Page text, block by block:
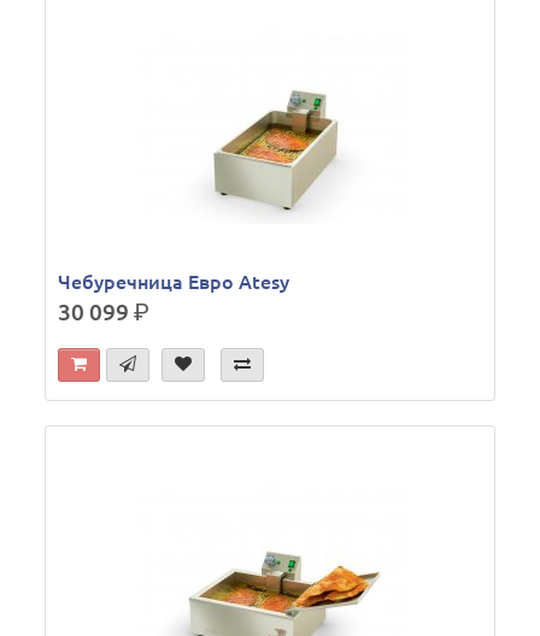
Чебуречница Евро Atesy
30 099р.